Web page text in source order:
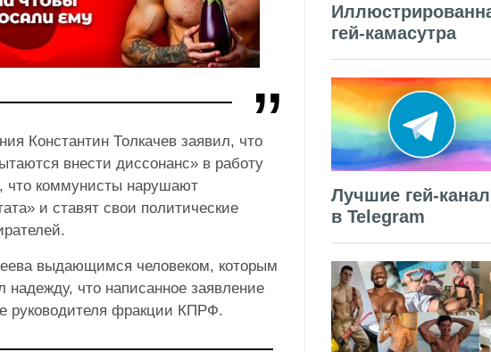
Константин Толкачев заявил, что
внести диссонанс» в работу
что коммунисты нарушают
и ставят свои политические
выдающимся человеком, которым
надежду, что написанное заявление
руководителя фракции КПРФ.
гей-камасутра
Лучшие гей-
в Telegram